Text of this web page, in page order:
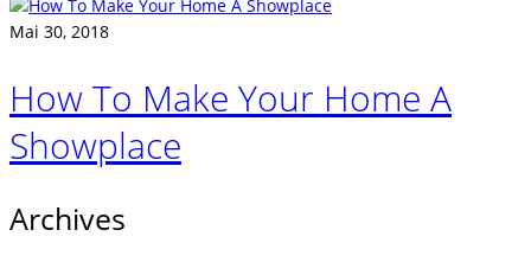
Mai 30, 2018
How To Make Your Home A
Showplace
Archives